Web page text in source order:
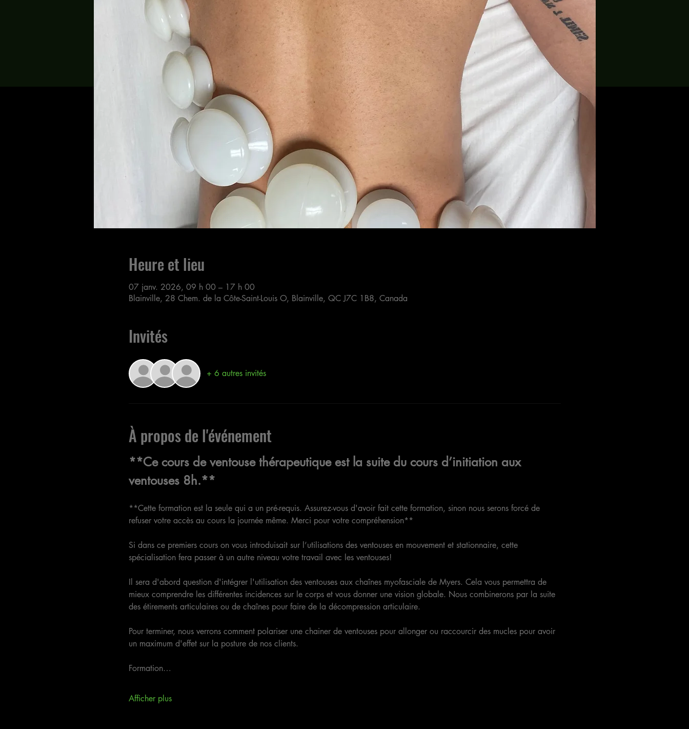
Heure et lieu
07 janv. 2026, 09 h 00 – 17 h 00
Blainville, 28 Chem. de la Côte-Saint-Louis O, Blainville, QC J7C 1B8, Canada
Invités
+ 6 autres invités
À propos de l'événement
**Ce cours de ventouse thérapeutique est la suite du cours d’initiation aux
ventouses 8h.**
**Cette formation est la seule qui a un pré-requis. Assurez-vous d'avoir fait cette formation, sinon nous serons forcé de
refuser votre accès au cours la journée même. Merci pour votre compréhension**
Si dans ce premiers cours on vous introduisait sur l’utilisations des ventouses en mouvement et stationnaire, cette
spécialisation fera passer à un autre niveau votre travail avec les ventouses!
Il sera d'abord question d'intégrer l'utilisation des ventouses aux chaînes myofasciale de Myers. Cela vous permettra de
mieux comprendre les différentes incidences sur le corps et vous donner une vision globale. Nous combinerons par la suite
des étirements articulaires ou de chaînes pour faire de la décompression articulaire.
Pour terminer, nous verrons comment polariser une chainer de ventouses pour allonger ou raccourcir des mucles pour avoir
un maximum d'effet sur la posture de nos clients.
Formation…
Afficher plus